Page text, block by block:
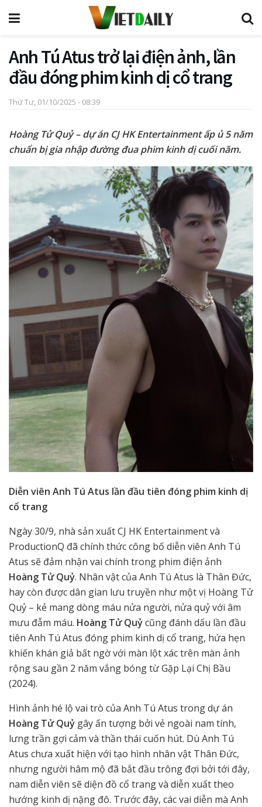
Anh Tú Atus trở lại điện ảnh, lần
đầu đóng phim kinh dị cổ trang
Thứ Tư, 01/10/2025 - 08:39
Hoàng Tử Quỷ – dự án CJ HK Entertainment ấp ủ 5 năm
chuẩn bị gia nhập đường đua phim kinh dị cuối năm.
Diễn viên Anh Tú Atus lần đầu tiên đóng phim kinh dị
cổ trang
Ngày 30/9, nhà sản xuất CJ HK Entertainment và
ProductionQ đã chính thức công bố diễn viên Anh Tú
Atus sẽ đảm nhận vai chính trong phim điện ảnh
Hoàng Tử Quỷ. Nhân vật của Anh Tú Atus là Thân Đức,
hay còn được dân gian lưu truyền như một vị Hoàng Tử
Quỷ – kẻ mang dòng máu nửa người, nửa quỷ với âm
mưu đẫm máu. Hoàng Tử Quỷcũng đánh dấu lần đầu
tiên Anh Tú Atus đóng phim kinh dị cổ trang, hứa hẹn
khiến khán giả bất ngờ với màn lột xác trên màn ảnh
rộng sau gần 2 năm vắng bóng từ Gặp Lại Chị Bầu
(2024).
Hình ảnh hé lộ vai trò của Anh Tú Atus trong dự án
Hoàng Tử Quỷ gây ấn tượng bởi vẻ ngoài nam tính,
lưng trần gợi cảm và thần thái cuốn hút. Dù Anh Tú
Atus chưa xuất hiện với tạo hình nhân vật Thân Đức,
nhưng người hâm mộ đã bắt đầu trông đợi bởi tới đây,
nam diễn viên sẽ diện đồ cổ trang và diễn xuất theo
hướng kinh dị nặng đô. Trước đây, các vai diễn mà Anh